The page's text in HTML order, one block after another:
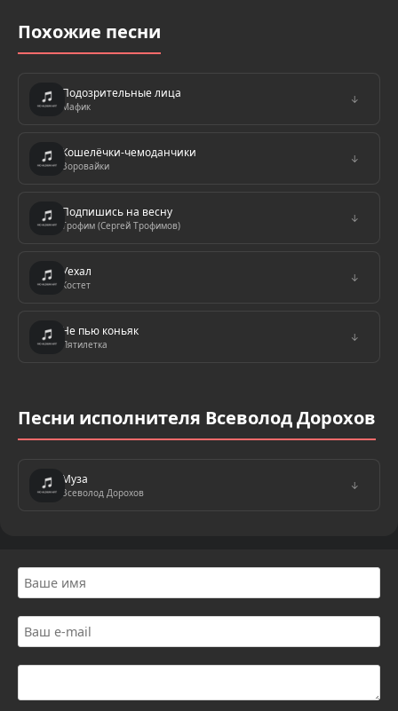
Похожие песни
Подозрительные лица
Мафик
↓
Кошелёчки-чемоданчики
Воровайки
↓
Подпишись на весну
Трофим (Сергей Трофимов)
↓
Уехал
Костет
↓
Не пью коньяк
Пятилетка
↓
Песни исполнителя Всеволод Дорохов
Муза
Всеволод Дорохов
↓